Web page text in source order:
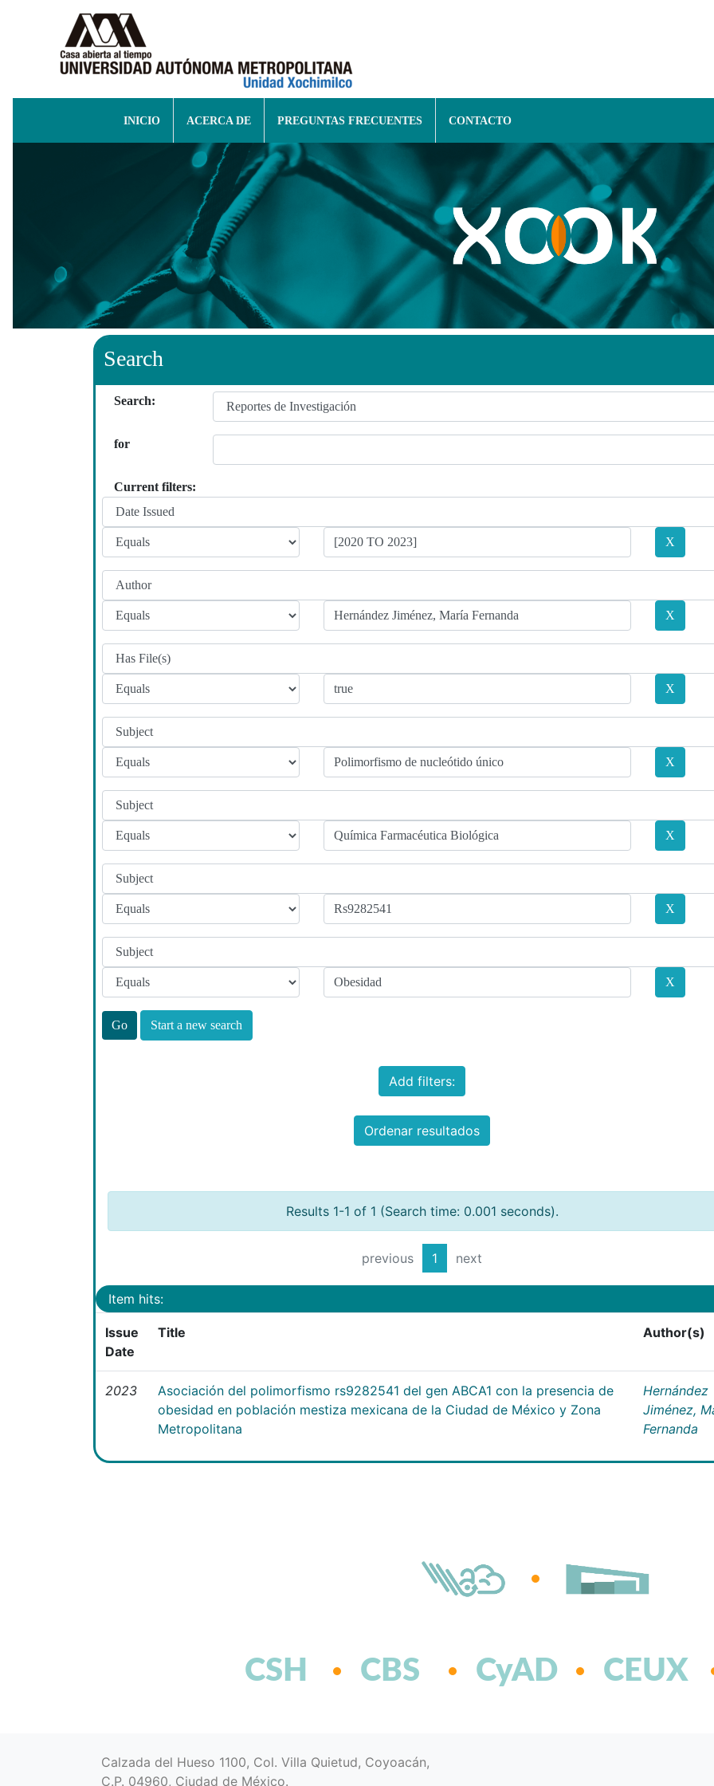
INICIO ACERCA DE PREGUNTAS FRECUENTES CONTACTO
Search
Search:
for
Current filters:
Start a new search
Add filters:
Ordenar resultados
Results 1-1 of 1 (Search time: 0.001 seconds).
previous 1 next
Item hits:
Issue
Date
Title Author(s)
2023
Asociación del polimorfismo rs9282541 del gen ABCA1 con la presencia de
obesidad en población mestiza mexicana de la Ciudad de México y Zona
Metropolitana
Hernández
Jiménez,
Fernanda
CSH CBS CyAD CEUX
Calzada del Hueso 1100, Col. Villa Quietud, Coyoacán,
C.P. 04960, Ciudad de México.